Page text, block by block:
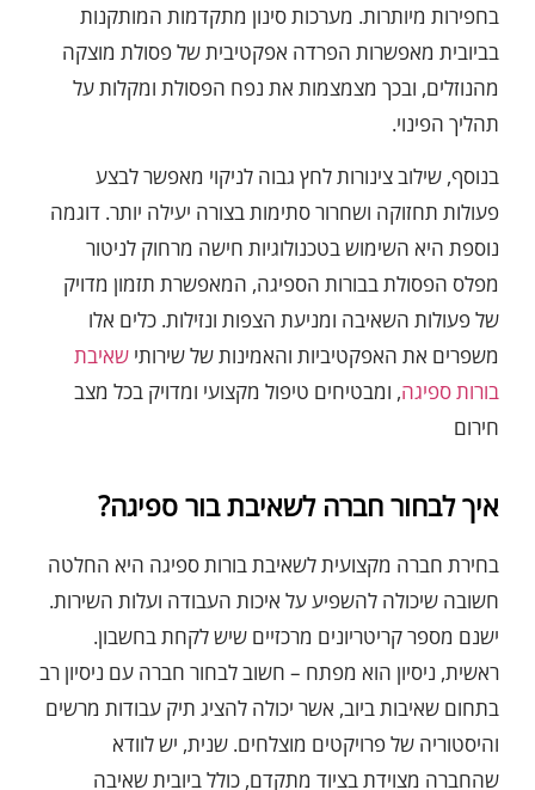
בחפירות מיותרות. מערכות סינון מתקדמות המותקנות
בביובית מאפשרות הפרדה אפקטיבית של פסולת מוצקה
מהנוזלים, ובכך מצמצמות את נפח הפסולת ומקלות על
תהליך הפינוי.
בנוסף, שילוב צינורות לחץ גבוה לניקוי מאפשר לבצע
פעולות תחזוקה ושחרור סתימות בצורה יעילה יותר. דוגמה
נוספת היא השימוש בטכנולוגיות חישה מרחוק לניטור
מפלס הפסולת בבורות הספיגה, המאפשרת תזמון מדויק
של פעולות השאיבה ומניעת הצפות ונזילות. כלים אלו
משפרים את האפקטיביות והאמינות של שירותי שאיבת
בורות ספיגה, ומבטיחים טיפול מקצועי ומדויק בכל מצב
חירום
איך לבחור חברה לשאיבת בור ספיגה?
בחירת חברה מקצועית לשאיבת בורות ספיגה היא החלטה
חשובה שיכולה להשפיע על איכות העבודה ועלות השירות.
ישנם מספר קריטריונים מרכזיים שיש לקחת בחשבון.
ראשית, ניסיון הוא מפתח – חשוב לבחור חברה עם ניסיון רב
בתחום שאיבות ביוב, אשר יכולה להציג תיק עבודות מרשים
והיסטוריה של פרויקטים מוצלחים. שנית, יש לוודא
שהחברה מצוידת בציוד מתקדם, כולל ביובית שאיבה